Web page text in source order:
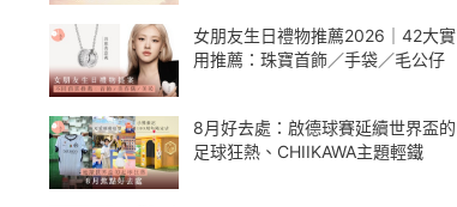
女朋友生日禮物推薦2026｜42大實
用推薦：珠寶首飾／手袋／毛公仔
8月好去處：啟德球賽延續世界盃的
足球狂熱、CHIIKAWA主題輕鐵